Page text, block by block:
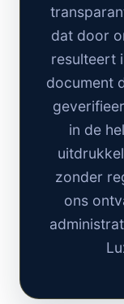
dat door
resulteert
document
in de
zonder
ons